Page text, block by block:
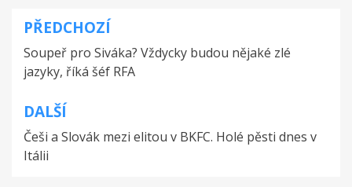
Navigace
pro
příspěvek
PŘEDCHOZÍ
Soupeř pro Siváka? Vždycky budou nějaké zlé
jazyky, říká šéf RFA
DALŠÍ
Češi a Slovák mezi elitou v BKFC. Holé pěsti dnes v
Itálii